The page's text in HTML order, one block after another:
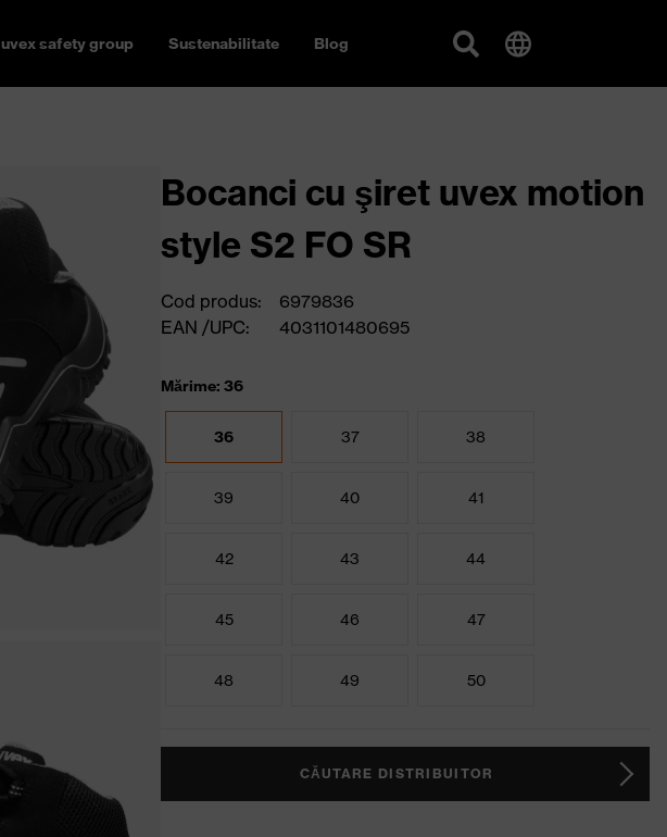
uvex safety group Sustenabilitate Blog
Bocanci cu şiret uvex motion
style S2 FO SR
Cod produs:
6979836
EAN /UPC:
4031101480695
Mărime: 36
36 37 38
39 40 41
42 43 44
45 46 47
48 49 50
CĂUTARE DISTRIBUITOR